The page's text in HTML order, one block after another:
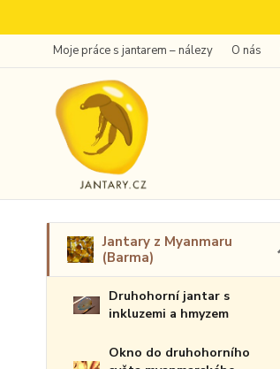
Moje práce s jantarem – nálezy O nás
Jantary z Myanmaru
(Barma)
Druhohorní jantar s
inkluzemi a hmyzem
Okno do druhohorního